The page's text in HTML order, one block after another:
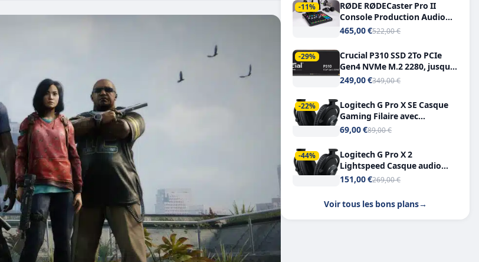
-11%
RØDE RØDECaster Pro II
Console Production Audio
Tout-en-Un, Bluetooth et
465,00 €522,00 €
-29%
Crucial P310 SSD 2To PCIe
Gen4 NVMe M.2 2280, jusqu’à
7.100 Mo/s
249,00 €349,00 €
-22%
Logitech G Pro X SE Casque
Gaming Filaire avec
Microphone Micro
7.1
69,00 €89,00 €
-44%
Logitech G Pro X 2
Lightspeed Casque audio
bluetooth
151,00 €269,00 €
Voir tous les bons plans→